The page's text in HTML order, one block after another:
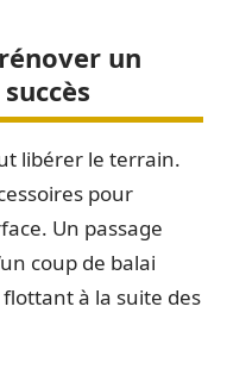
un
libérer le terrain.
pour
Un passage
coup de balai
à la suite des